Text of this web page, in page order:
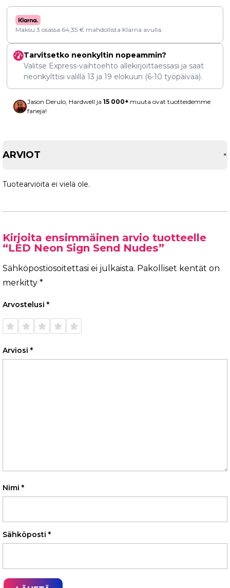
Maksu 3 osassa 64,35 € mahdollista Klarna avulla.
Tarvitsetko neonkyltin nopeammin?
Valitse Express-vaihtoehto allekirjoittaessasi ja saat
neonkylttisi välillä 13 ja 19 elokuun (6-10 työpäivää).
Jason Derulo, Hardwell ja 15 000+ muuta ovat tuotteidemme
faneja!
ARVIOT +
Tuotearvioita ei vielä ole.
Kirjoita ensimmäinen arvio tuotteelle
“LED Neon Sign Send Nudes”
Sähköpostiosoitettasi ei julkaista. Pakolliset kentät on
merkitty *
Arvostelusi *
1/5
tähteä
2/5
tähteä
3/5
tähteä
4/5
tähteä
5/5
tähteä
Arviosi *
Nimi *
Sähköposti *